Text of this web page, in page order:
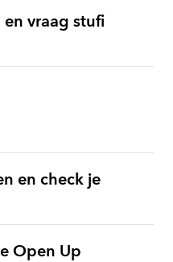
vraag stufi
en check je
Open Up